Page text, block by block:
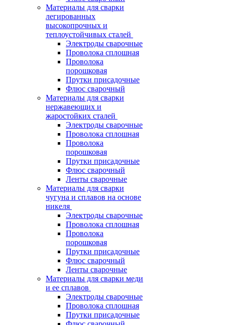
Материалы для сварки
легированных
высокопрочных и
теплоустойчивых сталей
Электроды сварочные
Проволока сплошная
Проволока
порошковая
Прутки присадочные
Флюс сварочный
Материалы для сварки
нержавеющих и
жаростойких сталей
Электроды сварочные
Проволока сплошная
Проволока
порошковая
Прутки присадочные
Флюс сварочный
Ленты сварочные
Материалы для сварки
чугуна и сплавов на основе
никеля
Электроды сварочные
Проволока сплошная
Проволока
порошковая
Прутки присадочные
Флюс сварочный
Ленты сварочные
Материалы для сварки меди
и ее сплавов
Электроды сварочные
Проволока сплошная
Прутки присадочные